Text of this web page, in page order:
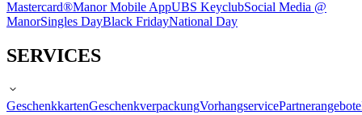
Mastercard®Manor Mobile AppUBS KeyclubSocial Media @
ManorSingles DayBlack FridayNational Day
SERVICES
GeschenkkartenGeschenkverpackungVorhangservicePartnerangebote